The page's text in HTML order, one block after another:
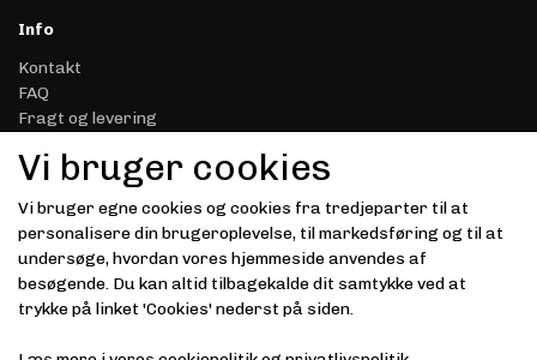
Info
Kontakt
FAQ
Fragt og levering
Handelsbetingelser
Datasikkerhed & Privatliv
Gavekort
Om Driver.dk
Kunde login
Modtag vores nyhedsbrev via e-mail
Vi bruger cookies
Vi bruger egne cookies og cookies fra tredjeparter til at
personalisere din brugeroplevelse, til markedsføring og til at
undersøge, hvordan vores hjemmeside anvendes af
besøgende. Du kan altid tilbagekalde dit samtykke ved at
trykke på linket 'Cookies' nederst på siden.